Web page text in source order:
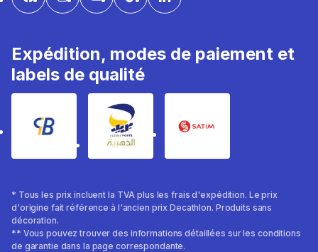
Expédition, modes de paiement et
labels de qualité
* Tous les prix incluent la TVA plus les frais d'expédition. Le prix
d'origine fait référence à l'ancien prix Decathlon. Produits sans
décoration.
** Vous pouvez trouver des informations détaillées sur les conditions
de garantie dans la page correspondante.